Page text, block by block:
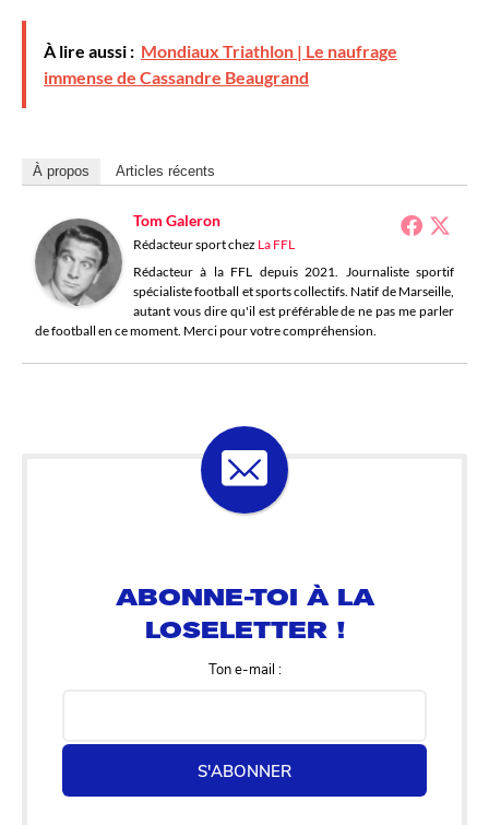
À lire aussi : Mondiaux Triathlon | Le naufrage
immense de Cassandre Beaugrand
À propos Articles récents
Tom Galeron
Rédacteur sportchez La FFL
Rédacteur à la FFL depuis 2021. Journaliste sportif
spécialiste football et sports collectifs. Natif de Marseille,
autant vous dire qu'il est préférable de ne pas me parler
de football en ce moment. Merci pour votre compréhension.
Ton e-mail :
S'ABONNER